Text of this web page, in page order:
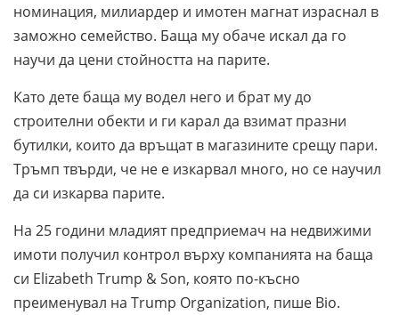
номинация, милиардер и имотен магнат израснал в
заможно семейство. Баща му обаче искал да го
научи да цени стойността на парите.
Като дете баща му водел него и брат му до
строителни обекти и ги карал да взимат празни
бутилки, които да връщат в магазините срещу пари.
Тръмп твърди, че не е изкарвал много, но се научил
да си изкарва парите.
На 25 години младият предприемач на недвижими
имоти получил контрол върху компанията на баща
си Elizabeth Trump & Son, която по-късно
преименувал на Trump Organization, пише Bio.